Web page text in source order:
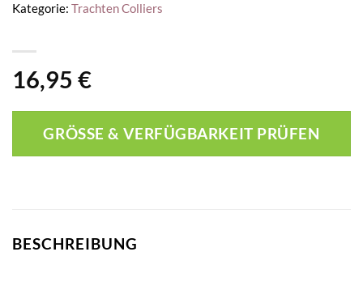
16,95 €
GRÖSSE & VERFÜGBARKEIT PRÜFEN
Kategorie: Trachten Colliers
BESCHREIBUNG